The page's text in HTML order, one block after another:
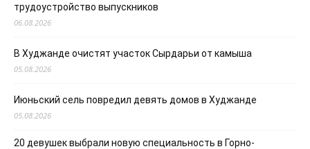
трудоустройство выпускников
06.08.2026
В Худжанде очистят участок Сырдарьи от камыша
05.08.2026
Июньский сель повредил девять домов в Худжанде
05.08.2026
20 девушек выбрали новую специальность в Горно-